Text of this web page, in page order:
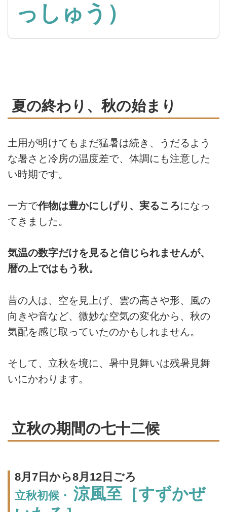
っしゅう）
夏の終わり、秋の始まり
土用が明けてもまだ猛暑は続き、うだるよう
な暑さと冷房の温度差で、体調にも注意した
い時期です。
一方で作物は豊かにしげり、実るころになっ
てきました。
気温の数字だけを見ると信じられませんが、
暦の上ではもう秋。
昔の人は、空を見上げ、雲の高さや形、風の
向きや音など、微妙な空気の変化から、秋の
気配を感じ取っていたのかもしれません。
そして、立秋を境に、暑中見舞いは残暑見舞
いにかわります。
立秋の期間の七十二候
8月7日から8月12日ごろ
立秋初候・ 涼風至［すずかぜ